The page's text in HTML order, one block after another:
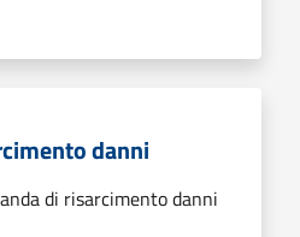
danni
di risarcimento danni